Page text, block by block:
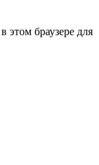
этом браузере для